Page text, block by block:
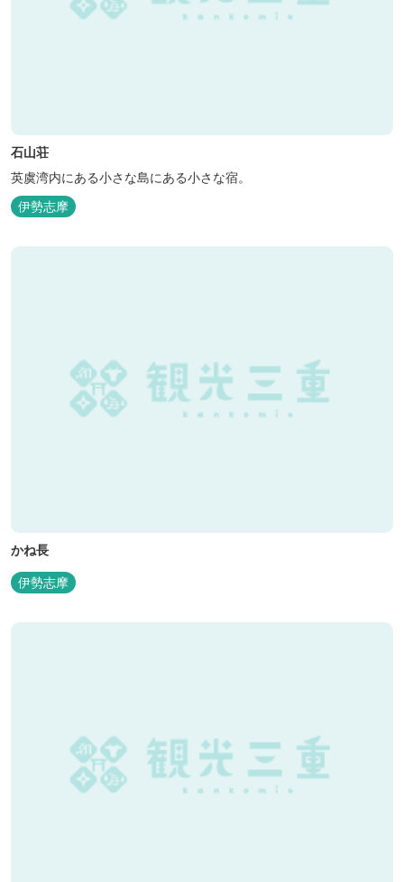
石山荘
英虞湾内にある小さな島にある小さな宿。
伊勢志摩
かね長
伊勢志摩